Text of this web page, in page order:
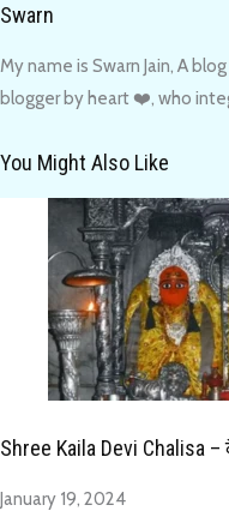
Swarn
My name is Swarn Jain, A
blogger by heart ❤️, who
You Might Also Like
Shree Kaila Devi Chalisa –
January 19, 2024